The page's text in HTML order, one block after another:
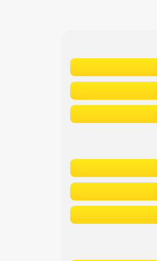
Сетевые отели Сейшел
Сетевые отели Маврикия